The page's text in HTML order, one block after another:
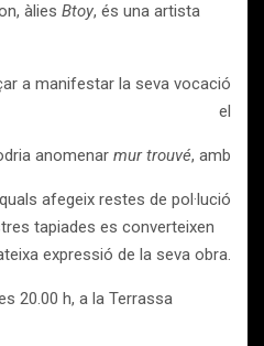
àlies Btoy, és una artista
a manifestar la seva vocació
el
anomenar mur trouvé, amb
afegeix restes de pol·lució
tapiades es converteixen
expressió de la seva obra.
20.00 h, a la Terrassa